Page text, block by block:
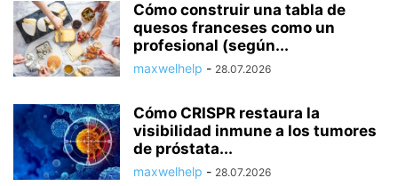
Cómo construir una tabla de
quesos franceses como un
profesional (según...
maxwelhelp - 28.07.2026
Cómo CRISPR restaura la
visibilidad inmune a los tumores
de próstata...
maxwelhelp - 28.07.2026